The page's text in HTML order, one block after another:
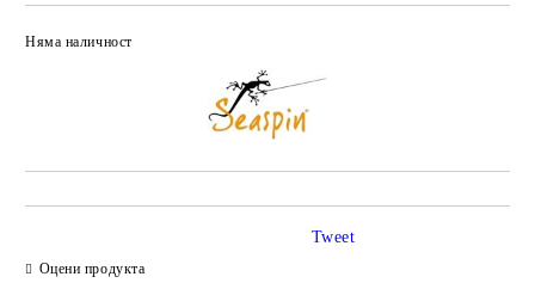
Няма наличност
Оцени продукта
Tweet